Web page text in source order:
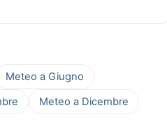
Meteo a Giugno
Meteo a Dicembre